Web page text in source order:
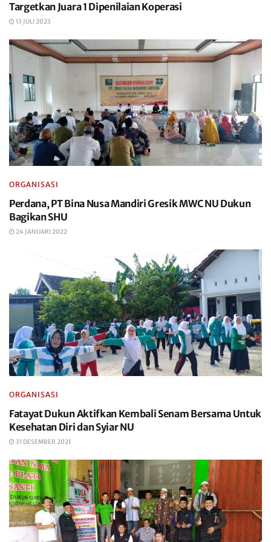
Targetkan Juara 1 Dipenilaian Koperasi
13 JULI 2023
ORGANISASI
Perdana, PT Bina Nusa Mandiri Gresik MWC NU Dukun
Bagikan SHU
24 JANUARI 2022
ORGANISASI
Fatayat Dukun Aktifkan Kembali Senam Bersama Untuk
Kesehatan Diri dan Syiar NU
31 DESEMBER 2021